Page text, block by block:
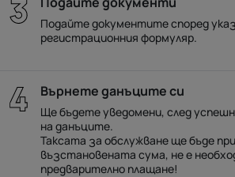
Подайте документите според
регистрационния формуляр.
Върнете данъците си
Ще бъдете уведомени, след
на данъците.
Таксата за обслужване ще бъде
възстановената сума, не е
предварително плащане!